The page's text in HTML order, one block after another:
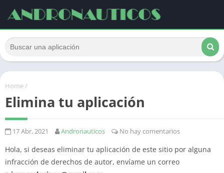
Home/
Elimina tu aplicación
17 Abr, 2021 Andronauticos No hay comentarios
Hola, si deseas eliminar tu aplicación de este sitio por alguna
infracción de derechos de autor, envíame un correo